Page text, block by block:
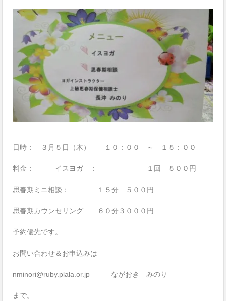
日時： ３月５日（木） １０：００ ～ １５：００
料金： イスヨガ ： １回 ５００円
思春期ミニ相談： １５分 ５００円
思春期カウンセリング ６０分３０００円
予約優先です。
お問い合わせ＆お申込みは
nminori@ruby.plala.or.jp ながおき みのり
まで。